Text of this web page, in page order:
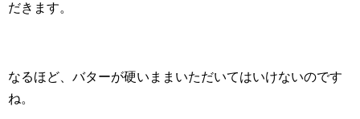
だきます。
なるほど、バターが硬いままいただいてはいけないのです
ね。